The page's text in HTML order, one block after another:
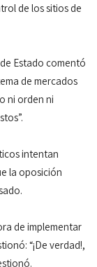
de los sitios de
Estado comentó
de mercados
ni orden ni
intentan
la oposición
de implementar
“¡De verdad!,